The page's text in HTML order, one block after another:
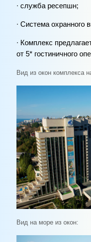
∙ служба ресепшн;
∙ Система охранного
∙ Комплекс
от 5* гостиничного
Вид из окон комплекса
Вид на море из окон: